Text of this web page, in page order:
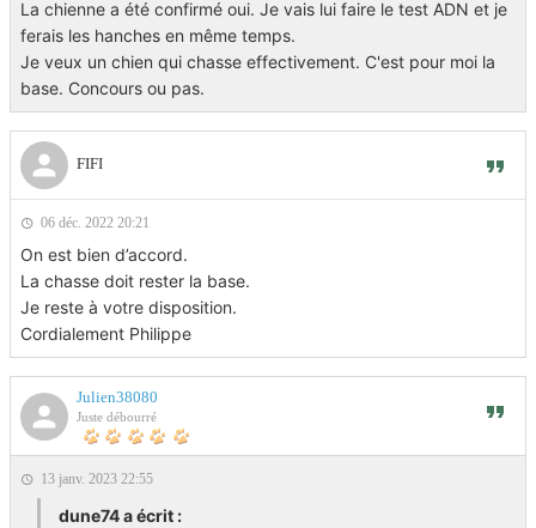
La chienne a été confirmé oui. Je vais lui faire le test ADN et je
ferais les hanches en même temps.
Je veux un chien qui chasse effectivement. C'est pour moi la
base. Concours ou pas.
FIFI
06 déc. 2022 20:21
On est bien d’accord.
La chasse doit rester la base.
Je reste à votre disposition.
Cordialement Philippe
Julien38080
Juste débourré
13 janv. 2023 22:55
dune74 a écrit :